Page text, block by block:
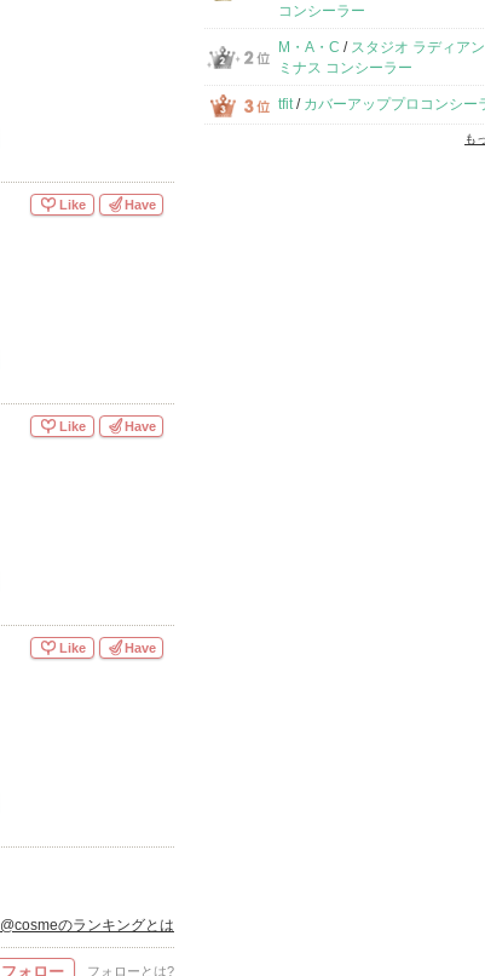
Like Have
Like Have
Like Have
@cosmeのランキングとは
フォロー フォローとは?
コンシーラー
M・A・C / スタジオ ラディア
ミナス コンシーラー
tfit/ カバーアッププロコンシー
も